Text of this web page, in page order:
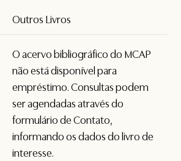
Outros Livros
O acervo bibliográfico do MCAP
não está disponível para
empréstimo. Consultas podem
ser agendadas através do
formulário deContato,
informando os dados do livro de
interesse.